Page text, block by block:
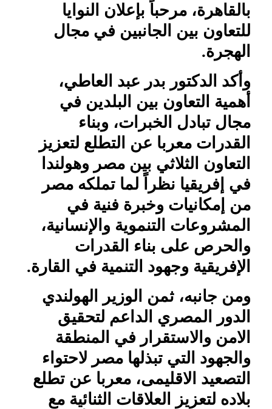
بالقاهرة، مرحباً بإعلان النوايا
للتعاون بين الجانبين في مجال
الهجرة.
وأكد الدكتور بدر عبد العاطي،
أهمية التعاون بين البلدين في
مجال تبادل الخبرات، وبناء
القدرات معربا عن التطلع لتعزيز
التعاون الثلاثي بين مصر وهولندا
في إفريقيا نظراً لما تملكه مصر
من إمكانيات وخبرة فنية في
المشروعات التنموية والإنسانية،
والحرص على بناء القدرات
الإفريقية وجهود التنمية في القارة.
ومن جانبه، ثمن الوزير الهولندي
الدور المصري الداعم لتحقيق
الامن والاستقرار في المنطقة
والجهود التي تبذلها مصر لاحتواء
التصعيد الاقليمى، معربا عن تطلع
بلاده لتعزيز العلاقات الثنائية مع